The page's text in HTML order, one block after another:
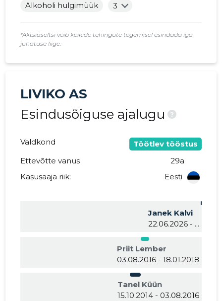
Alkoholi hulgimüük
3
*Aktsiaseltsi võib kõikide tehingute tegemisel esindada iga
juhatuse liige.
LIVIKO AS
Esindusõiguse ajalugu
?
Valdkond
Töötlev tööstus
Ettevõtte vanus
29a
Kasusaaja riik:
Eesti
Janek Kalvi
22.06.2026 - ...
Priit Lember
03.08.2016 - 18.01.2018
Tanel Küün
15.10.2014 - 03.08.2016